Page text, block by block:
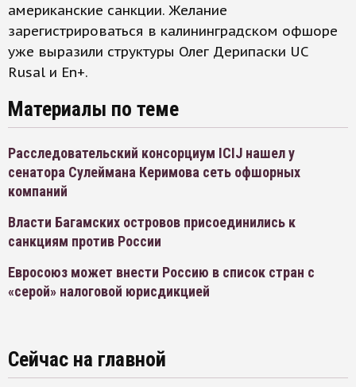
американские санкции. Желание
зарегистрироваться в калининградском офшоре
уже выразили структуры Олег Дерипаски UC
Rusal и En+.
Материалы по теме
Расследовательский консорциум ICIJ нашел у
сенатора Сулеймана Керимова сеть офшорных
компаний
Власти Багамских островов присоединились к
санкциям против России
Евросоюз может внести Россию в список стран с
«серой» налоговой юрисдикцией
Сейчас на главной